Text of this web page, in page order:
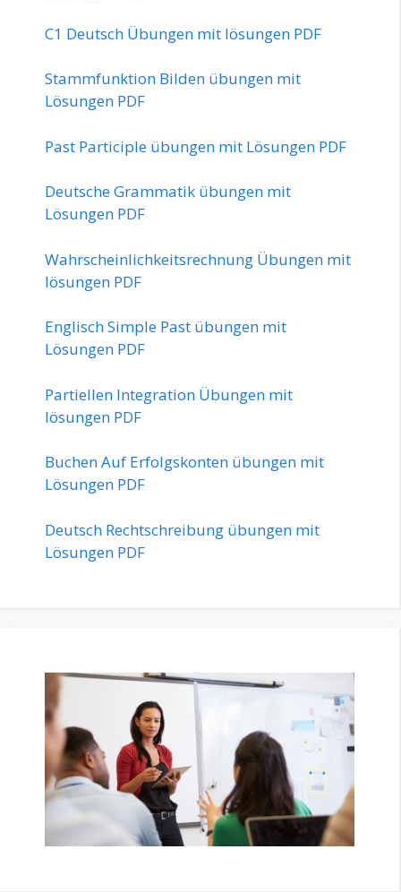
C1 Deutsch Übungen mit lösungen PDF
Stammfunktion Bilden übungen mit
Lösungen PDF
Past Participle übungen mit Lösungen PDF
Deutsche Grammatik übungen mit
Lösungen PDF
Wahrscheinlichkeitsrechnung Übungen mit
lösungen PDF
Englisch Simple Past übungen mit
Lösungen PDF
Partiellen Integration Übungen mit
lösungen PDF
Buchen Auf Erfolgskonten übungen mit
Lösungen PDF
Deutsch Rechtschreibung übungen mit
Lösungen PDF